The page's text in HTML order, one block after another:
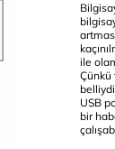
ile
Çünkü
USB
bir